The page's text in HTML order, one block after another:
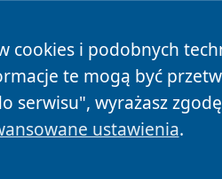
cookies i podobnych
te mogą być
serwisu", wyrażasz
ustawienia.